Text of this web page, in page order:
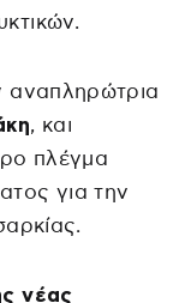
αναπληρώτρια
, και
πλέγμα
για την
νέας